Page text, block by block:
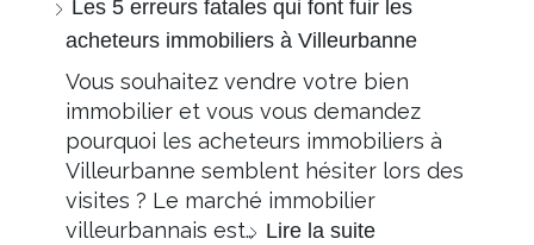
Les 5 erreurs fatales qui font fuir les
acheteurs immobiliers à Villeurbanne
Vous souhaitez vendre votre bien
immobilier et vous vous demandez
pourquoi les acheteurs immobiliers à
Villeurbanne semblent hésiter lors des
visites ? Le marché immobilier
villeurbannais est… Lire la suite